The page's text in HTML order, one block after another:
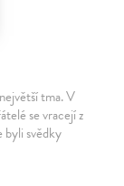
tma. V
se vracejí z
byli svědky